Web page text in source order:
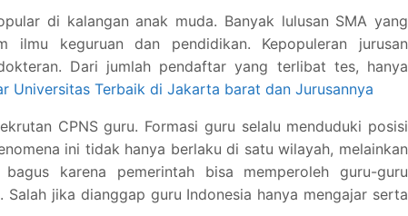
di kalangan anak muda. Banyak lulusan SMA yang
ilmu keguruan dan pendidikan. Kepopuleran jurusan
Dari jumlah pendaftar yang terlibat tes, hanya
Universitas Terbaik di Jakarta barat dan Jurusannya
CPNS guru. Formasi guru selalu menduduki posisi
ini tidak hanya berlaku di satu wilayah, melainkan
karena pemerintah bisa memperoleh guru-guru
jika dianggap guru Indonesia hanya mengajar serta